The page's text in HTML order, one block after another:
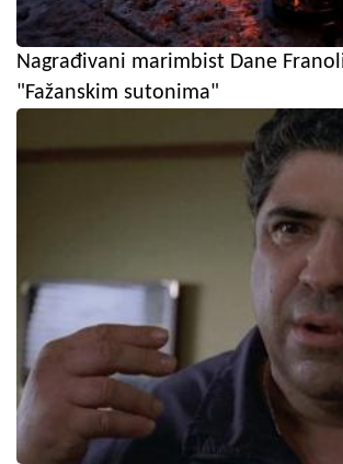
Nagrađivani marimbist Dane
"Fažanskim sutonima"